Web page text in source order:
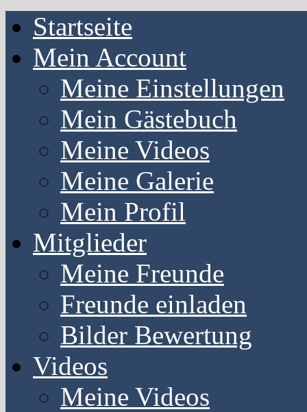
Startseite
Mein Account
Meine Einstellungen
Mein Gästebuch
Meine Videos
Meine Galerie
Mein Profil
Mitglieder
Meine Freunde
Freunde einladen
Bilder Bewertung
Videos
Meine Videos